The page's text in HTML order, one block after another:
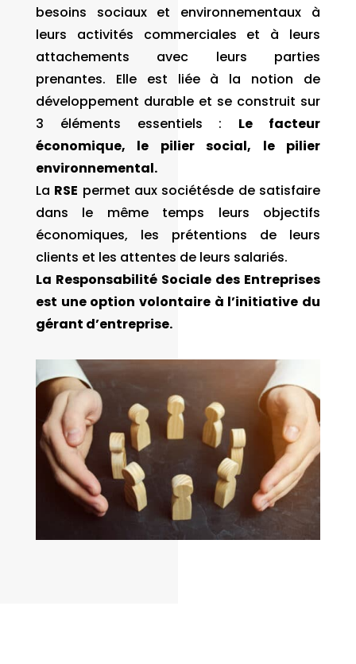
besoins sociaux et environnementaux à
leurs activités commerciales et à leurs
attachements avec leurs parties
prenantes. Elle est liée à la notion de
développement durable et se construit sur
3 éléments essentiels : Le facteur
économique, le pilier social, le pilier
environnemental.
La RSE permet aux sociétésde de satisfaire
dans le même temps leurs objectifs
économiques, les prétentions de leurs
clients et les attentes de leurs salariés.
La Responsabilité Sociale des Entreprises
est une option volontaire à l’initiative du
gérant d’entreprise.